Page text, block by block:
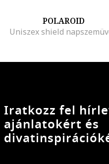
POLAROID
Uniszex shield
Iratkozz fel
ajánlatokért és